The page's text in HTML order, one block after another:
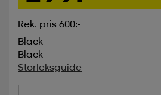
Rek. pris 600:-
Black
Black
Storleksguide